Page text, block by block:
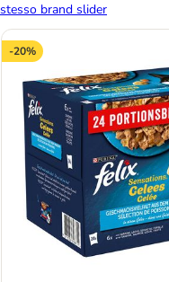
stesso brand slider
-20%